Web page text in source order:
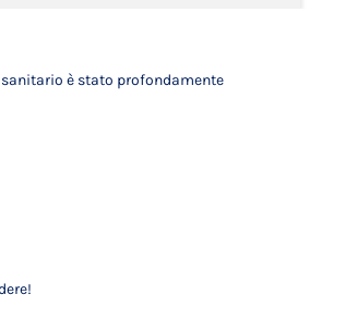
è stato profondamente